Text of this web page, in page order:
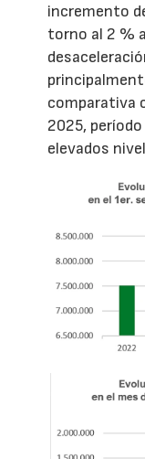
incremento
torno al 2 %
comparativa
2025,
elevados